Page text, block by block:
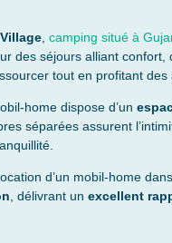
, camping situé à
des séjours alliant
tout en profitant des
home dispose d’un
séparées assurent
d’un mobil-home
, délivrant un excellent